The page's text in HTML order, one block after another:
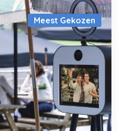
Meest Gekozen